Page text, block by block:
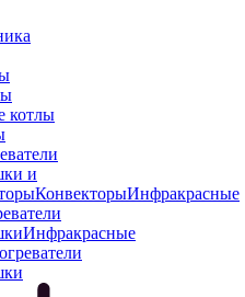
котлы
и
КонвекторыИнфракрасные
Инфракрасные